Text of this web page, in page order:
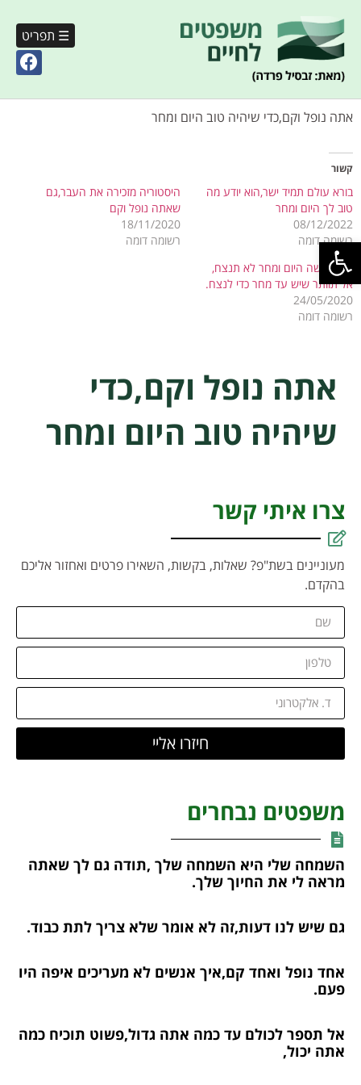
פתח סרגל נגישות
☰ תפריט
אתה נופל וקם,כדי שיהיה טוב היום ומחר
קשור
בורא עולם תמיד ישר,הוא יודע מה
טוב לך היום ומחר
08/12/2022
רשומה דומה
היסטוריה מזכירה את העבר,גם
שאתה נופל וקם
18/11/2020
רשומה דומה
אם תעשה היום ומחר לא תנצח,
אל תוותר שיש עד מחר כדי לנצח.
24/05/2020
רשומה דומה
אתה נופל וקם,כדי
שיהיה טוב היום ומחר
צרו איתי קשר
מעוניינים בשת"פ? שאלות, בקשות, השאירו פרטים ואחזור אליכם
בהקדם.
חיזרו אליי
משפטים נבחרים
השמחה שלי היא השמחה שלך ,תודה גם לך שאתה
מראה לי את החיוך שלך.
גם שיש לנו דעות,זה לא אומר שלא צריך לתת כבוד.
אחד נופל ואחד קם,איך אנשים לא מעריכים איפה היו
פעם.
אל תספר לכולם עד כמה אתה גדול,פשוט תוכיח כמה
אתה יכול,